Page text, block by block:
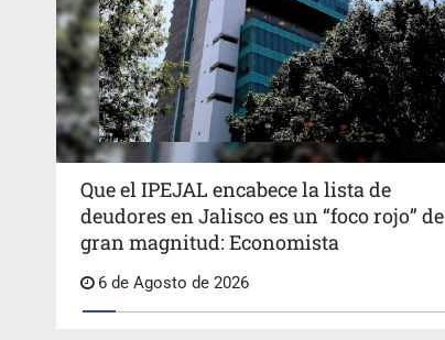
Que el IPEJAL encabece la lista de
deudores en Jalisco es un “foco rojo” de
gran magnitud: Economista
6 de Agosto de 2026